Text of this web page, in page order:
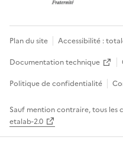
Plan du site Accessibilité :
Documentation technique
Politique de confidentialité
Sauf mention contraire, tous les
etalab-2.0